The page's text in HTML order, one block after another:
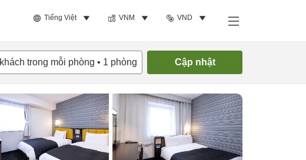
Tiếng Việt VNM VND
khách trong mỗi phòng • 1 phòng Cập nhật
Tìm phòng trống